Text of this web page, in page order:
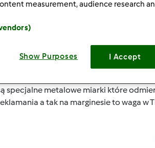
w jednostkach szklankę.
specjalne metalowe miarki które
a tak na marginesie to waga w
measurement, audience research
Show Purposes I Accept